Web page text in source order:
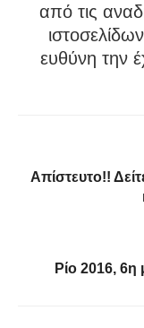
από τις
ευθύνη την
Απίστευτο!!
Ρίο 2016, 6η